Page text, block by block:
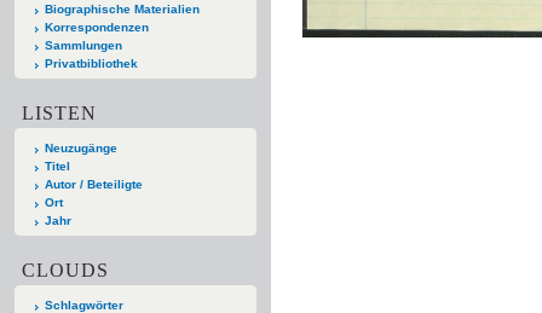
Biographische Materialien
Korrespondenzen
Sammlungen
Privatbibliothek
LISTEN
Neuzugänge
Titel
Autor / Beteiligte
Ort
Jahr
CLOUDS
Schlagwörter